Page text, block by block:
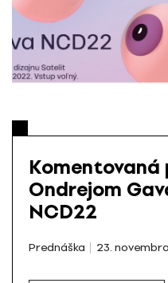
Komentovaná
Ondrejom
NCD22
Prednáška 23.